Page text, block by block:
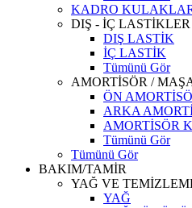
KADRO
DIŞ - İÇ LASTİKLER
DIŞ LASTİK
İÇ LASTİK
Tümünü Gör
AMORTİSÖR /
ÖN
ARKA
AMORTİSÖR
Tümünü Gör
Tümünü Gör
BAKIM/TAMİR
YAĞ VE
YAĞ